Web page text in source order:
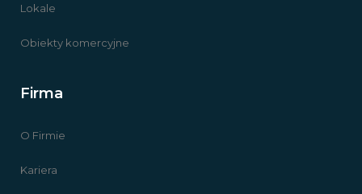
Lokale
Obiekty komercyjne
Firma
O Firmie
Kariera